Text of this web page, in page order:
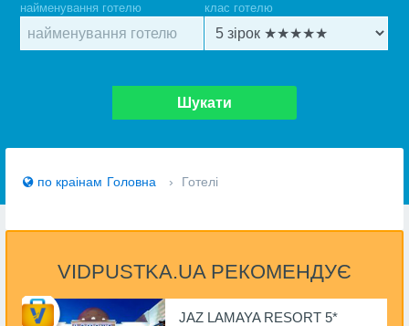
найменування готелю клас готелю
Шукати
по краiнам Головна › Готелі
VIDPUSTKA.UA РЕКОМЕНДУЄ
JAZ LAMAYA RESORT 5*